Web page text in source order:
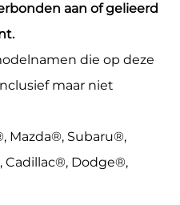
aan of gelieerd
die op deze
maar niet
Mazda®, Subaru®,
Cadillac®, Dodge®,